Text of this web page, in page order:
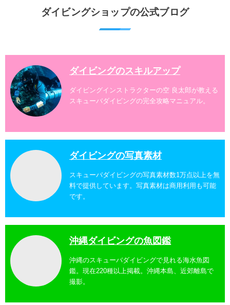
案内しております。 ダイビングライセンスをお持ちの
ダイビングショップの公式ブログ
ダイビングのスキルアップ
ダイビングインストラクターの空 良太郎が教える
スキューバダイビングの完全攻略マニュアル。
ダイビングの写真素材
スキューバダイビングの写真素材数1万点以上を無
料で提供しています。写真素材は商用利用も可能
です。
沖縄ダイビングの魚図鑑
沖縄のスキューバダイビングで見れる海水魚図
鑑。現在220種以上掲載。沖縄本島、近郊離島で
撮影。